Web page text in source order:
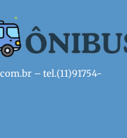
– tel.(11)91754-